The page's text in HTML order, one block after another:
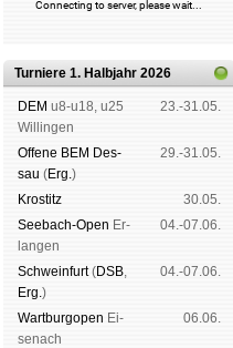
Turniere 1. Halbjahr 2026
DEM u8-u18, u25
Wil­lin­gen
23.-31.05.
Offene BEM Des­
sau (Erg.)
29.-31.05.
Kros­titz
30.05.
See­bach-Open Er­
lan­gen
04.-07.06.
Schwein­furt(DSB,
Erg.)
04.-07.06.
Wart­burg­open Ei­
se­nach
06.06.